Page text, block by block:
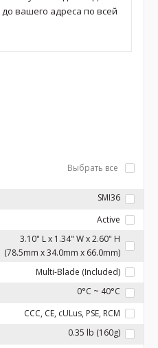
вашего адреса по всей
Выбрать все
SMI36
Active
3.10" L x 1.34" W x 2.60" H
(78.5mm x 34.0mm x 66.0mm)
Multi-Blade (Included)
0°C ~ 40°C
CCC, CE, cULus, PSE, RCM
0.35 lb (160g)